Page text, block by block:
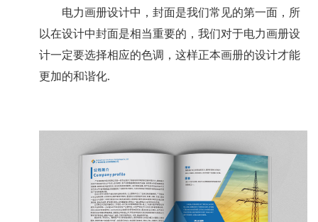
电力画册设计中，封面是我们常见的第一面，所
以在设计中封面是相当重要的，我们对于电力画册设
计一定要选择相应的色调，这样正本画册的设计才能
更加的和谐化.